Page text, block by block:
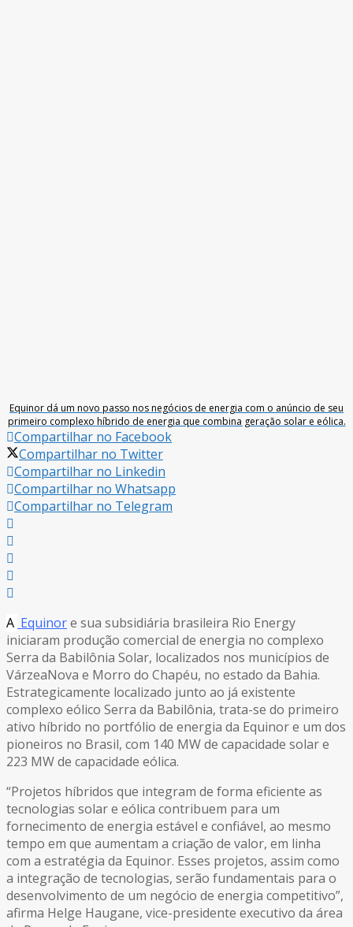
Equinor dá um novo passo nos negócios de energia com o anúncio de seu
primeiro complexo híbrido de energia que combina geração solar e eólica.
Compartilhar no Facebook
Compartilhar no Twitter
Compartilhar no Linkedin
Compartilhar no Whatsapp
Compartilhar no Telegram
A Equinore sua subsidiária brasileira Rio Energy
iniciaram produção comercial de energia no complexo
Serra da Babilônia Solar, localizados nos municípios de
VárzeaNova e Morro do Chapéu, no estado da Bahia.
Estrategicamente localizado junto ao já existente
complexo eólico Serra da Babilônia, trata-se do primeiro
ativo híbrido no portfólio de energia da Equinor e um dos
pioneiros no Brasil, com 140 MW de capacidade solar e
223 MW de capacidade eólica.
“Projetos híbridos que integram de forma eficiente as
tecnologias solar e eólica contribuem para um
fornecimento de energia estável e confiável, ao mesmo
tempo em que aumentam a criação de valor, em linha
com a estratégia da Equinor. Esses projetos, assim como
a integração de tecnologias, serão fundamentais para o
desenvolvimento de um negócio de energia competitivo”,
afirma Helge Haugane, vice-presidente executivo da área